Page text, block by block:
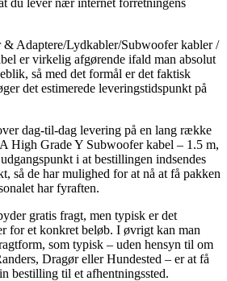
Adaptere/Lydkabler/Subwoofer kabler /
er virkelig afgørende ifald man absolut
så med det formål er det faktisk
det estimerede leveringstidspunkt på
dag-til-dag levering på en lang række
High Grade Y Subwoofer kabel – 1.5 m,
i at bestillingen indsendes
så de har mulighed for at nå at få pakken
har fyraften.
gratis fragt, men typisk er det
for et konkret beløb. I øvrigt kan man
som typisk – uden hensyn til om
Dragør eller Hundested – er at få
bestilling til et afhentningssted.